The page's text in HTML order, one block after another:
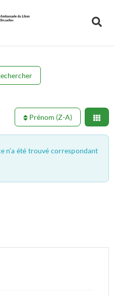
Prénom (Z-A)
été trouvé correspondant